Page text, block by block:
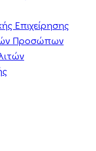
Επιχείρησης
Προσώπων